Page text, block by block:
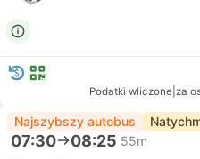
Podatki wliczone za
Najszybszy autobus
07:30 08:25 55m